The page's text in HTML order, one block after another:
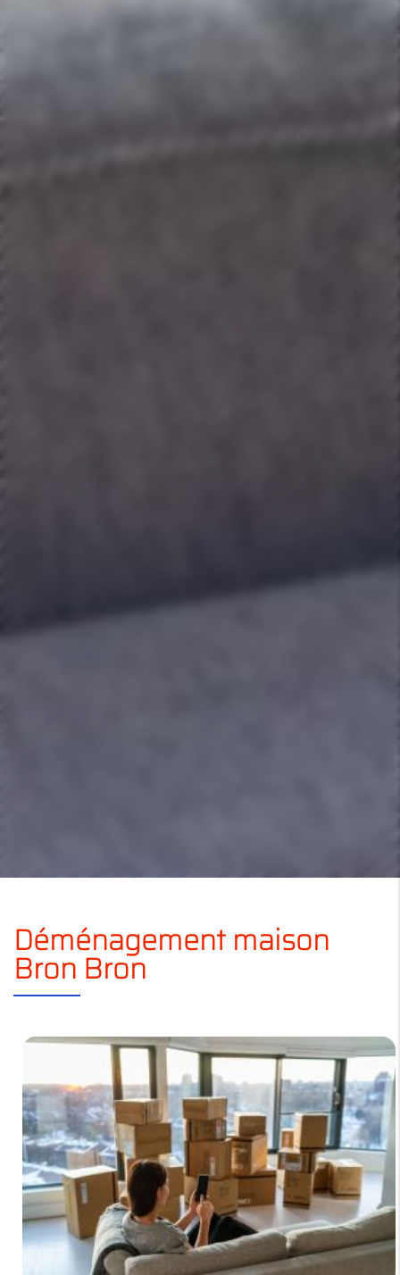
Déménagement maison
Bron Bron